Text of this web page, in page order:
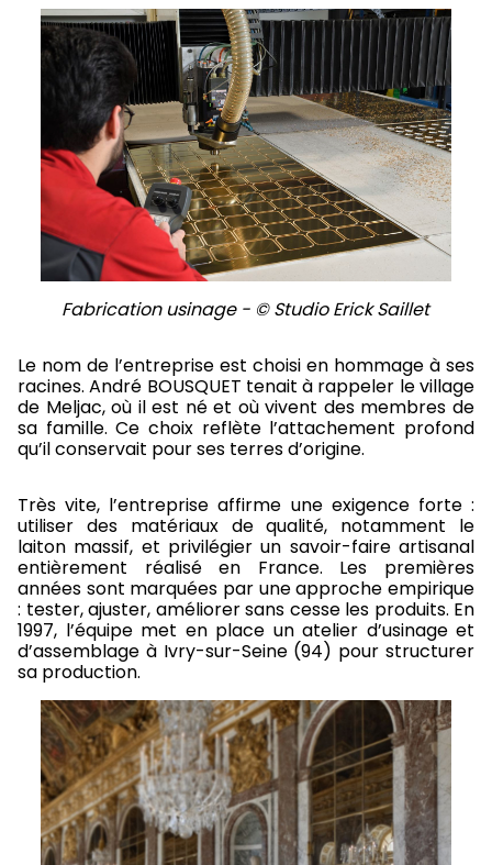
Fabrication usinage - © Studio Erick Saillet
Le nom de l’entreprise est choisi en hommage à ses
racines. André BOUSQUET tenait à rappeler le village
de Meljac, où il est né et où vivent des membres de
sa famille. Ce choix reflète l’attachement profond
qu’il conservait pour ses terres d’origine.
Très vite, l’entreprise affirme une exigence forte :
utiliser des matériaux de qualité, notamment le
laiton massif, et privilégier un savoir-faire artisanal
entièrement réalisé en France. Les premières
années sont marquées par une approche empirique
: tester, ajuster, améliorer sans cesse les produits. En
1997, l’équipe met en place un atelier d’usinage et
d’assemblage à Ivry-sur-Seine (94) pour structurer
sa production.